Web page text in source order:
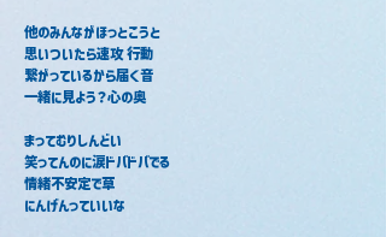
他のみんながほっとこうと
思いついたら速攻 行動
繋がっているから届く音
一緒に見よう？心の奥
まってむりしんどい
笑ってんのに涙ドバドバでる
情緒不安定で草
にんげんっていいな